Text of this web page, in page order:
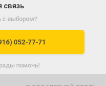
связь
выбором?
052-77-71
помочь!